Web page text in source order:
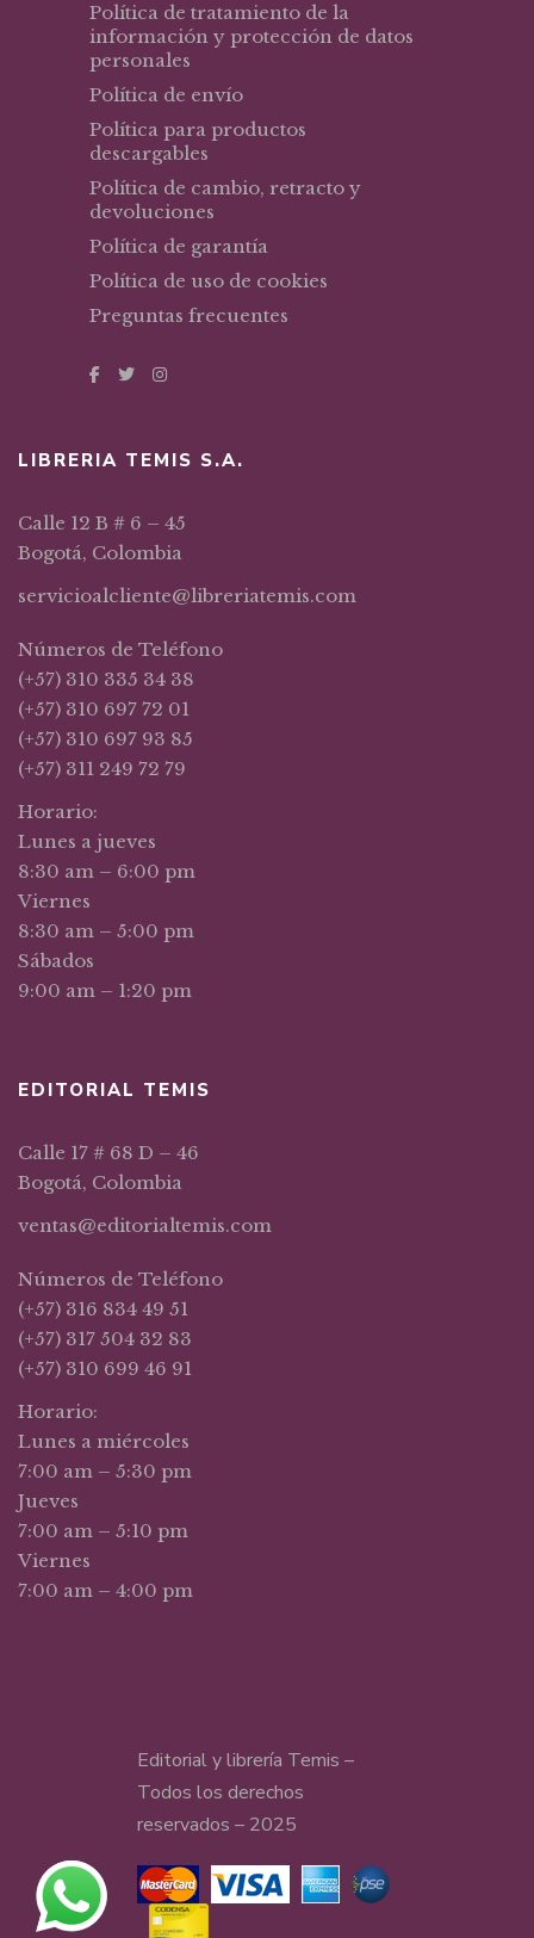
Política de tratamiento de la
información y protección de datos
personales
Política de envío
Política para productos
descargables
Política de cambio, retracto y
devoluciones
Política de garantía
Política de uso de cookies
Preguntas frecuentes
LIBRERIA TEMIS S.A.
Calle 12 B # 6 – 45
Bogotá, Colombia
servicioalcliente@libreriatemis.com
Números de Teléfono
(+57) 310 335 34 38
(+57) 310 697 72 01
(+57) 310 697 93 85
(+57) 311 249 72 79
Horario:
Lunes a jueves
8:30 am – 6:00 pm
Viernes
8:30 am – 5:00 pm
Sábados
9:00 am – 1:20 pm
EDITORIAL TEMIS
Calle 17 # 68 D – 46
Bogotá, Colombia
ventas@editorialtemis.com
Números de Teléfono
(+57) 316 834 49 51
(+57) 317 504 32 83
(+57) 310 699 46 91
Horario:
Lunes a miércoles
7:00 am – 5:30 pm
Jueves
7:00 am – 5:10 pm
Viernes
7:00 am – 4:00 pm
Editorial y librería Temis –
Todos los derechos
reservados – 2025